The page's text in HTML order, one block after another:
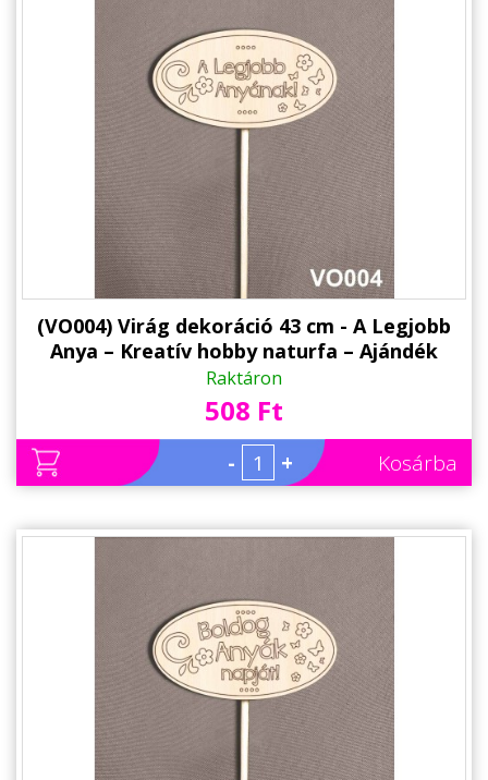
(VO004) Virág dekoráció 43 cm - A Legjobb
Anya – Kreatív hobby naturfa – Ajándék
Anyáknak - Anyák napi ajándék
Raktáron
508 Ft
- + Kosárba